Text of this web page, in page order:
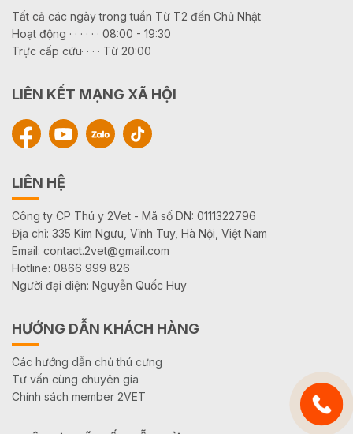
Tất cả các ngày trong tuần Từ T2 đến Chủ Nhật
Hoạt động · · · · · · 08:00 - 19:30
Trực cấp cứu· · · · Từ 20:00
LIÊN KẾT MẠNG XÃ HỘI
LIÊN HỆ
Công ty CP Thú y 2Vet - Mã số DN: 0111322796
Địa chỉ: 335 Kim Ngưu, Vĩnh Tuy, Hà Nội, Việt Nam
Email: contact.2vet@gmail.com
Hotline: 0866 999 826
Người đại diện: Nguyễn Quốc Huy
HƯỚNG DẪN KHÁCH HÀNG
Các hướng dẫn chủ thú cưng
Tư vấn cùng chuyên gia
Chính sách member 2VET